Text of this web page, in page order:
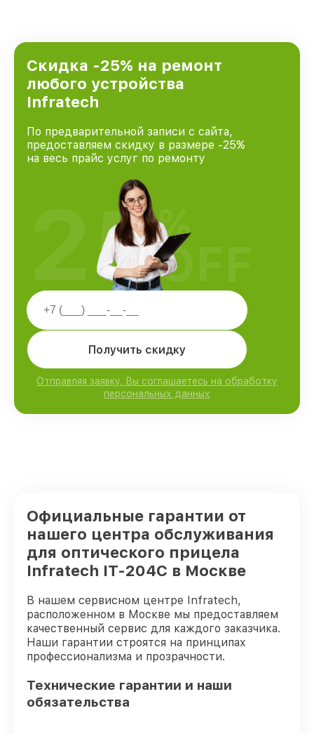
Скидка -25% на ремонт
любого устройства
Infratech
По предварительной записи с сайта,
предоставляем скидку в размере -25%
на весь прайс услуг по ремонту
Получить скидку
Отправляя заявку, Вы соглашаетесь на обработку
персональных данных
25%
OFF
Официальные гарантии от
нашего центра обслуживания
для оптического прицела
Infratech IT-204C в Москве
В нашем сервисном центре Infratech,
расположенном в Москве мы предоставляем
качественный сервис для каждого заказчика.
Наши гарантии строятся на принципах
профессионализма и прозрачности.
Технические гарантии и наши
обязательства